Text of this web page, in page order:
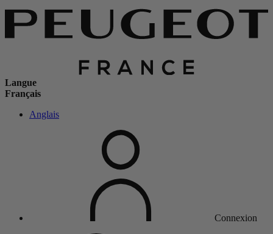
Langue
Français
Anglais
Connexion